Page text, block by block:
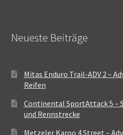
Neueste Beiträge
Mitas Enduro Trail-ADV 2 –
Reifen
Continental SportAttack 5 –
und Rennstrecke
Metzeler Karoo 4 Street –